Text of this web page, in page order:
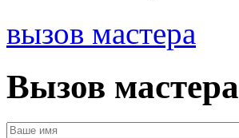
вызов мастера
Вызов мастера